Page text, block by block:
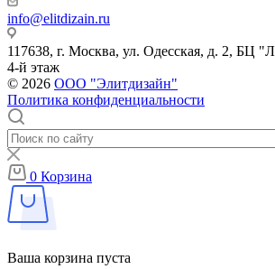
info@elitdizain.ru
117638, г. Москва, ул. Одесская, д. 2, БЦ
4-й этаж
© 2026 ООО "Элитдизайн"
Политика конфиденциальности
0 Корзина
Ваша корзина пуста